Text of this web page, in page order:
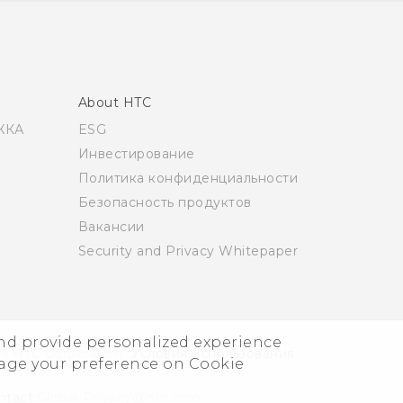
provide personalized experience
your preference on Cookie
About HTC
ESG
Инвестирование
Политика конфиденциальности
Безопасность продуктов
Вакансии
Security and Privacy Whitepaper
HTC Corporation Условия использования.